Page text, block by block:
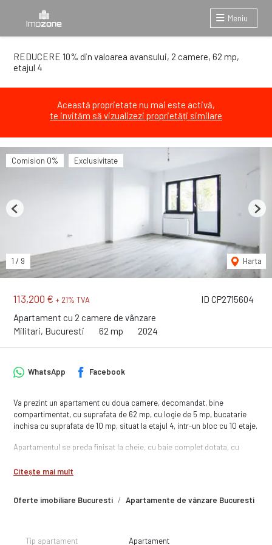
Meniu
REDUCERE 10% din valoarea avansului, 2 camere, 62 mp,
etajul 4
Această proprietate nu mai este activă,
te invităm să vizualizezi proprietăți similare
ID CP2715604
113,200 € + 21% TVA
Apartament cu 2 camere de vânzare
Militari, Bucuresti
62 mp 2024
Comision 0% Exclusivitate
1 / 9 Harta
Previous Next
Oferte imobiliare Bucuresti Apartamente de vânzare Bucuresti
WhatsApp Facebook
Va prezint un apartament cu doua camere, decomandat, bine
compartimentat, cu suprafata de 62 mp, cu logie de 5 mp, bucatarie
inchisa cu suprafata de 10 mp, situat la etajul 4, intr-un bloc cu 10 etaje.
Apartamentul se preda finisat la cheie, cu baie complet dotata, cu
de buna calitate, executate cu atentie la detalii iar in unele situatii chiar
Zona in care se afla imobilul este una foarte usor accesibila, cu acces
numai cateva minute, sunt numeroase facilitati precum; scoli,
Citește mai mult
Tip apartament Apartament